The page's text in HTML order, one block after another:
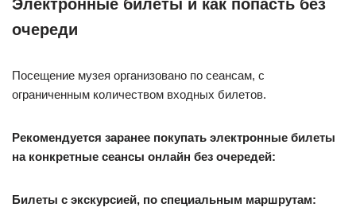
Электронные билеты и как попасть без
очереди
Посещение музея организовано по сеансам, с
ограниченным количеством входных билетов.
Рекомендуется заранее покупать электронные билеты
на конкретные сеансы онлайн без очередей:
Билеты с экскурсией, по специальным маршрутам: